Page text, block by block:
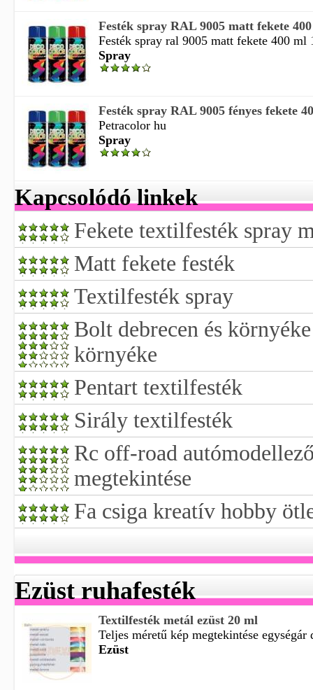
Festék spray RAL 9005 matt fekete
Festék spray ral 9005 matt fekete 400 ml
Spray
Festék spray RAL 9005 fényes fekete
Petracolor hu
Spray
Kapcsolódó linkek
Fekete textilfesték spray
Matt fekete festék
Textilfesték spray
Bolt debrecen és
környéke
Pentart textilfesték
Sirály textilfesték
Rc off-road
megtekintése
Fa csiga kreatív hobby
Ezüst ruhafesték
Textilfesték metál ezüst 20 ml
Teljes méretű kép megtekintése egységár
Ezüst